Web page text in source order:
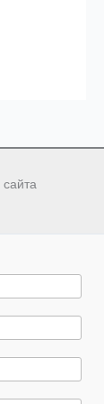
сайта